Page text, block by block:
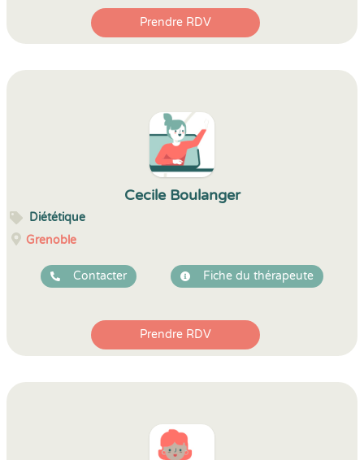
Prendre RDV
Cecile Boulanger
Diététique
Grenoble
Contacter Fiche du thérapeute
Prendre RDV